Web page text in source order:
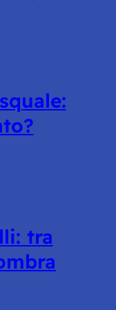
tra